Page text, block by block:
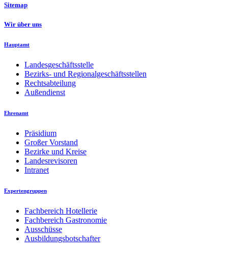
Sitemap
Wir über uns
Hauptamt
Landesgeschäftsstelle
Bezirks- und Regionalgeschäftsstellen
Rechtsabteilung
Außendienst
Ehrenamt
Präsidium
Großer Vorstand
Bezirke und Kreise
Landesrevisoren
Intranet
Expertengruppen
Fachbereich Hotellerie
Fachbereich Gastronomie
Ausschüsse
Ausbildungsbotschafter